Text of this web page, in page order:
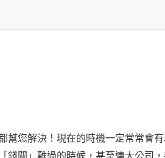
幫您解決！現在的時機一定常常會
關」難過的時候，甚至連大公司